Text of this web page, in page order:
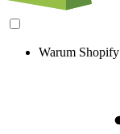
Warum Shopify